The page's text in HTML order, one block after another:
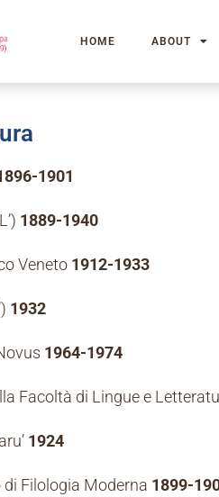
HOME ABOUT
1901
1889-1940
Veneto 1912-1933
1932
1964-1974
Facoltà di Lingue e
1924
Filologia Moderna 1899-